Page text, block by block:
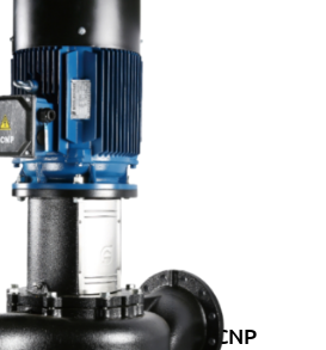
вертикальный CNP